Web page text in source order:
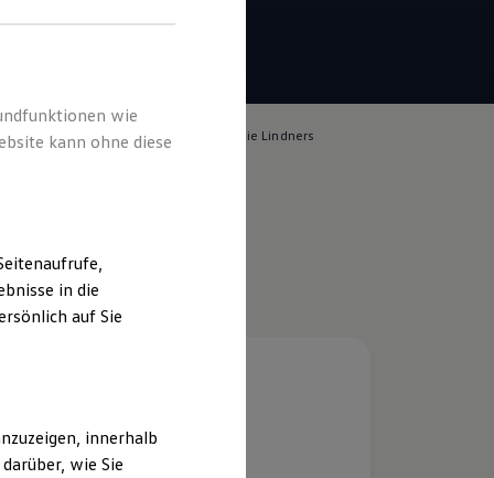
für die Inhalte auf dieser Seite ist die Lindners
wie
kann ohne diese
in die
auf Sie
innerhalb
wie Sie